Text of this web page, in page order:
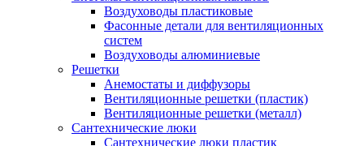
Воздуховоды пластиковые
Фасонные детали для вентиляционных
систем
Воздуховоды алюминиевые
Решетки
Анемостаты и диффузоры
Вентиляционные решетки (пластик)
Вентиляционные решетки (металл)
Сантехнические люки
Сантехнические люки пластик